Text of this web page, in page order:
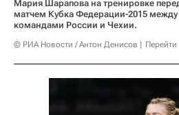
Мария Шарапова на тренировке
матчем Кубка Федерации-2015
командами России и Чехии.
© РИА Новости / Антон Денисов